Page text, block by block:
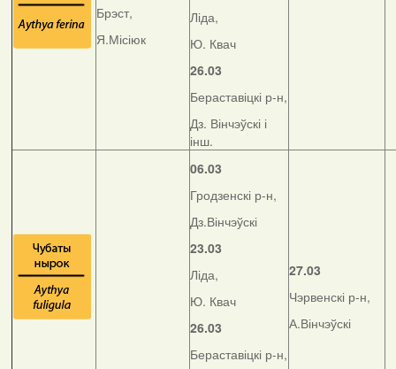
Брэст,
Я.Місіюк
Ліда,
Ю. Квач
26.03
Бераставіцкі р-н,
Дз. Вінчэўскі і
інш.
06.03
Гродзенскі р-н,
Дз.Вінчэўскі
23.03
Ліда,
Ю. Квач
26.03
Бераставіцкі р-н,
27.03
Чэрвенскі р-н,
А.Вінчэўскі